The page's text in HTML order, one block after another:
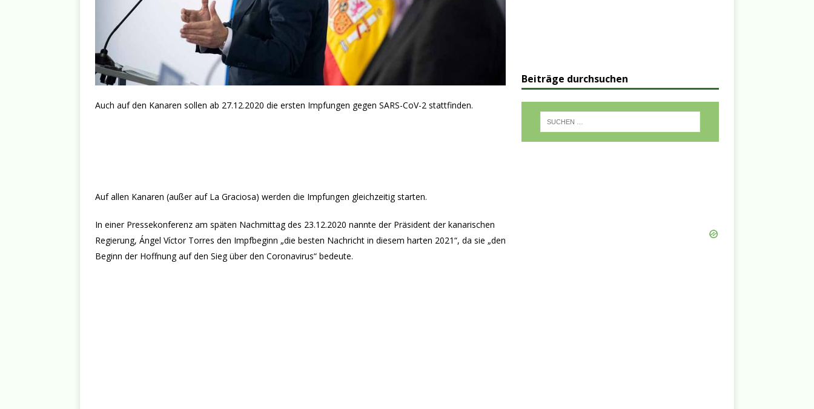
Auch auf den Kanaren sollen ab 27.12.2020 die ersten Impfungen gegen SARS-CoV-2 stattfinden.
Auf allen Kanaren (außer auf La Graciosa) werden die Impfungen gleichzeitig starten.
In einer Pressekonferenz am späten Nachmittag des 23.12.2020 nannte der Präsident der kanarischen
Regierung, Ángel Víctor Torres den Impfbeginn „die besten Nachricht in diesem harten 2021“, da sie „den
Beginn der Hoffnung auf den Sieg über den Coronavirus“ bedeute.
Beiträge durchsuchen